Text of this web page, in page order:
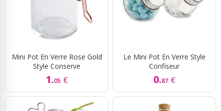
Mini Pot En Verre Rose Gold
Style Conserve
1.05 €
Le Mini Pot En Verre Style
Confiseur
0.87 €